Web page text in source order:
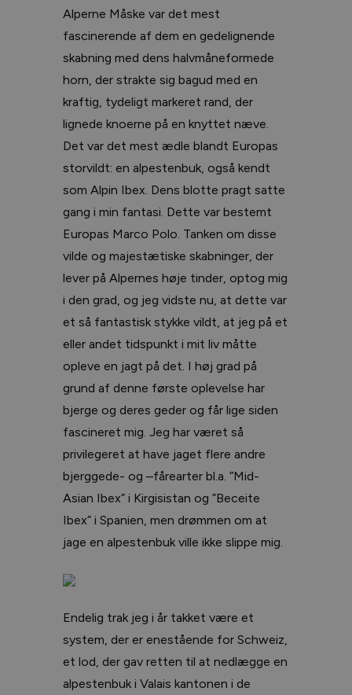
Alperne Måske var det mest
fascinerende af dem en gedelignende
skabning med dens halvmåneformede
horn, der strakte sig bagud med en
kraftig, tydeligt markeret rand, der
lignede knoerne på en knyttet næve.
Det var det mest ædle blandt Europas
storvildt: en alpestenbuk, også kendt
som Alpin Ibex. Dens blotte pragt satte
gang i min fantasi. Dette var bestemt
Europas Marco Polo. Tanken om disse
vilde og majestætiske skabninger, der
lever på Alpernes høje tinder, optog mig
i den grad, og jeg vidste nu, at dette var
et så fantastisk stykke vildt, at jeg på et
eller andet tidspunkt i mit liv måtte
opleve en jagt på det. I høj grad på
grund af denne første oplevelse har
bjerge og deres geder og får lige siden
fascineret mig. Jeg har været så
privilegeret at have jaget flere andre
bjerggede- og –fårearter bl.a. ”Mid-
Asian Ibex” i Kirgisistan og ”Beceite
Ibex” i Spanien, men drømmen om at
jage en alpestenbuk ville ikke slippe mig.
Endelig trak jeg i år takket være et
system, der er enestående for Schweiz,
et lod, der gav retten til at nedlægge en
alpestenbuk i Valais kantonen i de